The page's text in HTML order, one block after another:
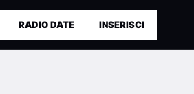
RADIO DATE INSERISCI